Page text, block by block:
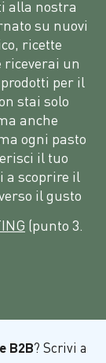
alla nostra
su nuovi
ricette
riceverai un
per il
stai solo
anche
ogni pasto
il tuo
a scoprire il
il gusto
(punto 3.
B2B? Scrivi a